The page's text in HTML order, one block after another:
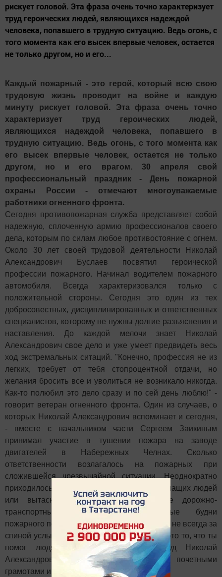
рискует головой. Эта фраза очень точно характеризует
труд героических людей, являющихся надеждой
человека, попавшего в трудную ситуацию. Ведь огонь, с
того момента как его высек впервые человек, остается
не только другом, но и его...
Каждый пожарный - это герой, который всю свою
трудовую жизнь проводит на войне и каждую
минуту рискует головой. Эта фраза очень точно
характеризует труд героических людей,
являющихся надеждой человека, попавшего в
трудную ситуацию. Ведь огонь, с того момента как
его высек впервые человек, остается не только
другом, но и его врагом. 30 апреля свой
профессиональный праздник - День пожарной
охраны России - отмечают многоуважаемые
работники огненного фронта.
Сегодня противопожарная служба представляет собой
надежную, сплоченную армию профессионалов своего
дела, которым по силам любое противостояние с огнем.
Около 30 лет своей трудовой деятельности Николай
Александрович Буслаев посвятил героической
профессии пожарного. Начинал водителем пожарного
автомобиля. Всегда характеризовался только с
положительной стороны. Сегодня это один из тех
добросовестных, дисциплинированных и ответственных
специалистов, которому не нужны долгие разъяснения и
наставления. До каждой мелочи знает Николай
Александрович свое дело и уже умеет предвидеть весь
ход экстремальных ситаций. "Конечно, профессия не из
легких, требует от тебя стопроцентной отдачи, но
желания бросить все и уволиться не возникало никогда.
Как-то полюбил это дело сразу и по сей день люблю!" -
говорит ветеран огненного фронта. Один из случаев, о
которых Николай Александрович вспоминает и сегодня,
- вместе с начальником части Сергеем Заикиным
принимал участие в тушении пожара на заводе
двигателей в Набережных Челнах. Сколько
ответственности возлагалось на пожарных при
сложившейся чрезвычайной ситуации. Неоднократно
приходилось выносить из пламени еле дышащих людей
или вытаскивать из автомашин после дорожно-
транспортных происшествий. Трудовые будни
пожарного полны людских бед и трагедий. И не всегда за
спиной услышишь "спасибо!". Но главное - это то, что ты
помог людям! За добросовестный труд Николай
Александрович не один раз поощрялся почетными
грамотами и благодарственными письмами.